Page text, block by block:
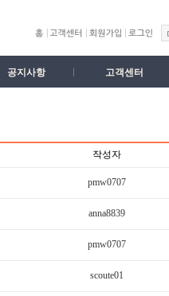
공지사항 고객센터
작성자
pmw0707
anna8839
pmw0707
scoute01